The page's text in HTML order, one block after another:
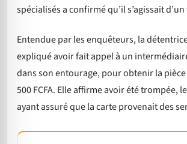
spécialisés a confirmé qu’il s’agissait
Entendue par les enquêteurs, la
expliqué avoir fait appel à un
dans son entourage, pour obtenir la
500 FCFA. Elle affirme avoir été trompée,
ayant assuré que la carte provenait des